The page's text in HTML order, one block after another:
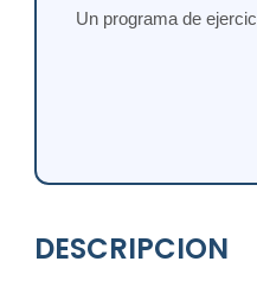
Un programa de
DESCRIPCION